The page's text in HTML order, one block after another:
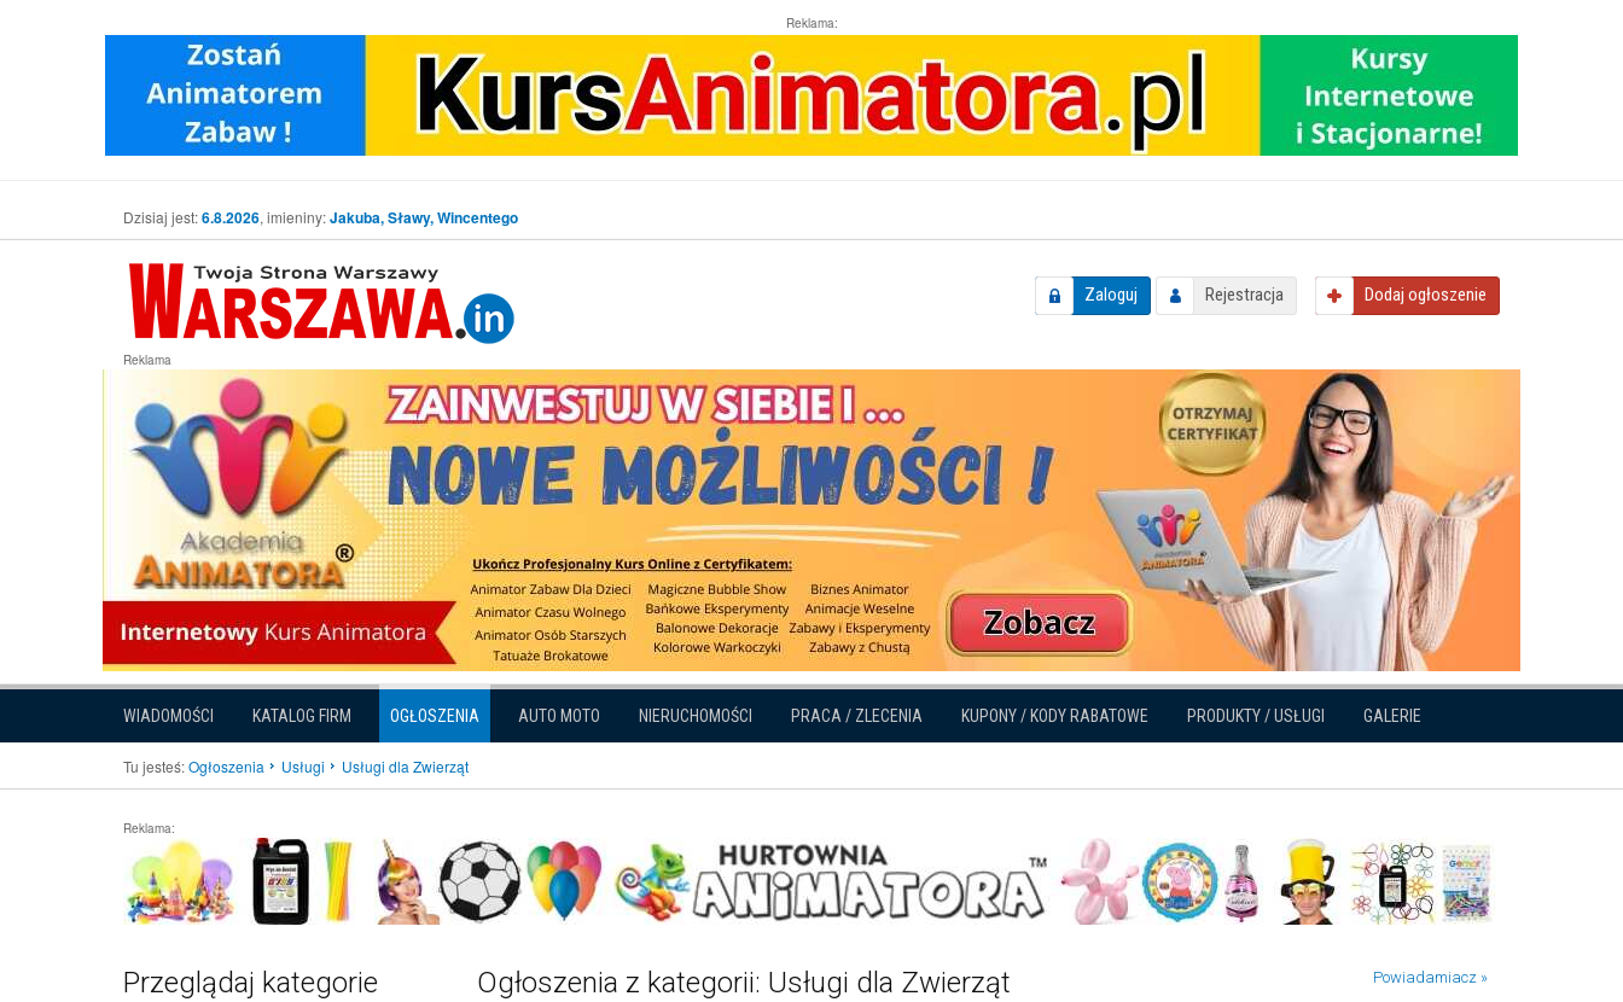
Reklama:
Dzisiaj jest:6.8.2026, imieniny:Jakuba, Sławy, Wincentego
Zaloguj Rejestracja Dodaj ogłoszenie
Reklama
WIADOMOŚCI KATALOG FIRM OGŁOSZENIA AUTO MOTO NIERUCHOMOŚCI PRACA / ZLECENIA KUPONY / KODY RABATOWE PRODUKTY / USŁUGI GALERIE
Tu jesteś:Ogłoszenia Usługi Usługi dla Zwierząt
Reklama:
Przeglądaj kategorie Ogłoszenia z kategorii: Usługi dla Zwierząt Powiadamiacz »